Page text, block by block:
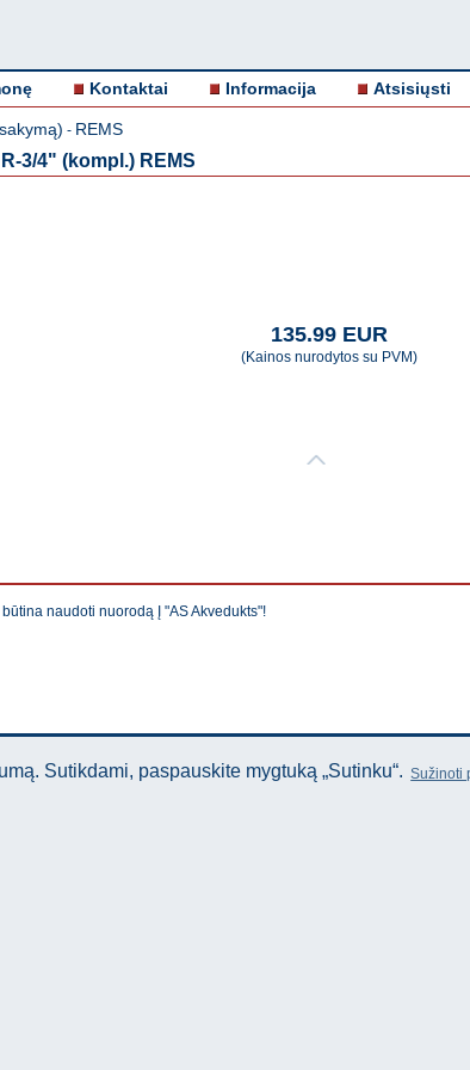
Kontaktai Informacija Atsisiųsti
- REMS
3/4" (kompl.) REMS
135.99 EUR
(Kainos nurodytos su PVM)
naudoti nuorodą Į "AS Akvedukts"!
Sutikdami, paspauskite mygtuką „Sutinku“. Sužinoti